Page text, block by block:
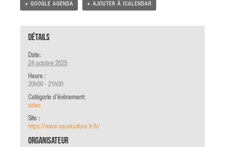
+ GOOGLE AGENDA + AJOUTER À ICALENDAR
Détails
Date:
24 octobre 2025
Heure :
20h00 - 21h00
Catégorie d’évènement:
soleo
Site :
https://www.nacelculture.fr/fr/
Organisateur